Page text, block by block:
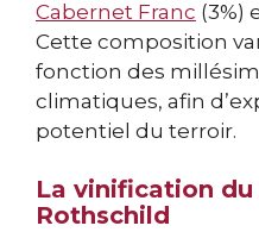
Cabernet Franc (3%)
Cette composition
fonction des
climatiques, afin
potentiel du terroir.
La vinification
Rothschild